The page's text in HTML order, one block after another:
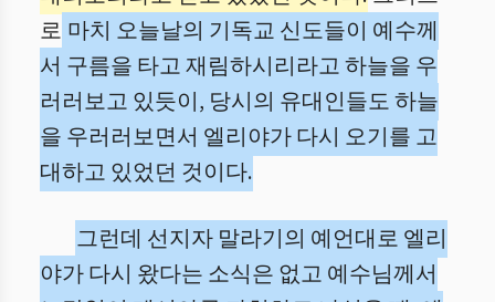
로 마치 오늘날의 기독교 신도들이 예수께
서 구름을 타고 재림하시리라고 하늘을 우
러러보고 있듯이, 당시의 유대인들도 하늘
을 우러러보면서 엘리야가 다시 오기를 고
대하고 있었던 것이다.
그런데 선지자 말라기의 예언대로 엘리
야가 다시 왔다는 소식은 없고 예수님께서